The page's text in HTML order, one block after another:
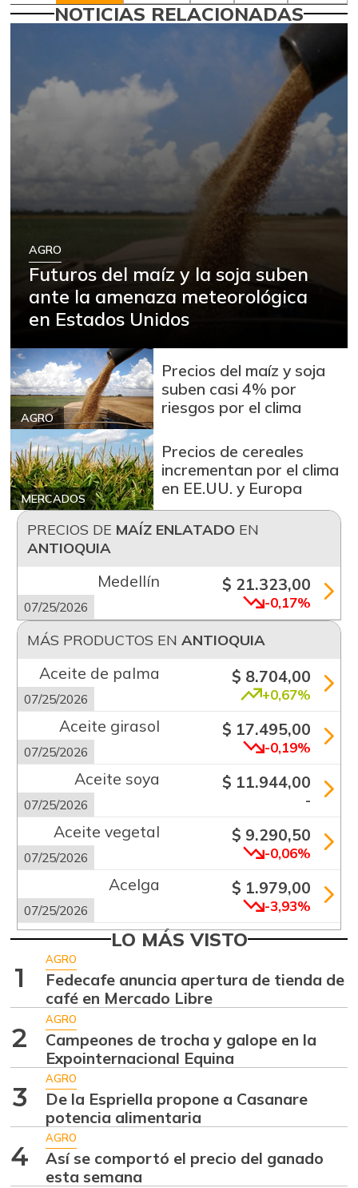
NOTICIAS RELACIONADAS
AGRO
Futuros del maíz y la soja suben
ante la amenaza meteorológica
en Estados Unidos
AGRO
Precios del maíz y soja
suben casi 4% por
riesgos por el clima
MERCADOS
Precios de cereales
incrementan por el clima
en EE.UU. y Europa
PRECIOS DE MAÍZ ENLATADOEN
ANTIOQUIA
Medellín
07/25/2026
$ 21.323,00
-0,17%
MÁS PRODUCTOS EN ANTIOQUIA
Aceite de palma
07/25/2026
$ 8.704,00
+0,67%
Aceite girasol
07/25/2026
$ 17.495,00
-0,19%
Aceite soya
07/25/2026
$ 11.944,00
-
Aceite vegetal
07/25/2026
$ 9.290,50
-0,06%
Acelga
07/25/2026
$ 1.979,00
-3,93%
Aguacate común
07/25/2026
$ 4.600,50
Aguacate hass
07/25/2026 +0,57%
Aguacate
papelillo
07/25/2026
$ 6.598,33
Ahuyama
07/25/2026
Ajo $ 7.238,00
LO MÁS VISTO
1
AGRO
Fedecafe anuncia apertura de tienda de
café en Mercado Libre
2
AGRO
Campeones de trocha y galope en la
Expointernacional Equina
3
AGRO
De la Espriella propone a Casanare
potencia alimentaria
4
AGRO
Así se comportó el precio del ganado
esta semana